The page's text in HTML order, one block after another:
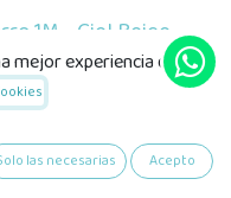
1M - Ciel Beige
€
mejor experiencia de
las necesarias Acepto